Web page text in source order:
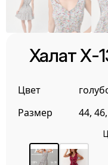
Халат Х-
Цвет
Размер
44,